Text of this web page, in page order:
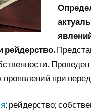
рейдерство.
при
; рейдерство;